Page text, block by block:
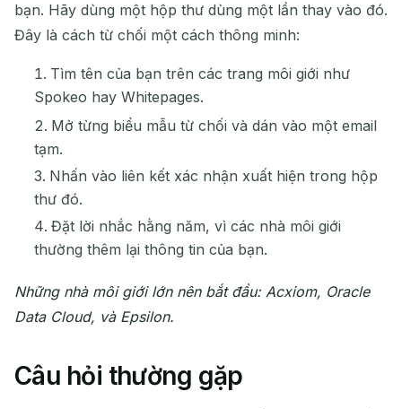
bạn. Hãy dùng một hộp thư dùng một lần thay vào đó.
Đây là cách từ chối một cách thông minh:
Tìm tên của bạn trên các trang môi giới như
Spokeo hay Whitepages.
Mở từng biểu mẫu từ chối và dán vào một email
tạm.
Nhấn vào liên kết xác nhận xuất hiện trong hộp
thư đó.
Đặt lời nhắc hằng năm, vì các nhà môi giới
thường thêm lại thông tin của bạn.
Những nhà môi giới lớn nên bắt đầu: Acxiom, Oracle
Data Cloud, và Epsilon.
Câu hỏi thường gặp